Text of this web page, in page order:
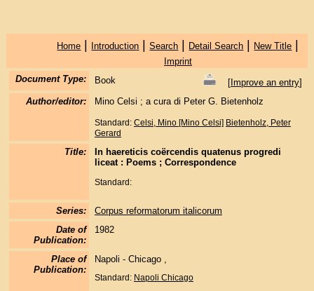
Home | Introduction |Search | Detail Search | New Title |
Imprint
Document Type:
Book [Improve an entry]
Author/editor:
Mino Celsi ; a cura di Peter G. Bietenholz
Standard: Celsi, Mino [Mino Celsi] Bietenholz, Peter
Gerard
Title:
In haereticis coërcendis quatenus progredi
liceat : Poems ; Correspondence
Standard:
Series:
Corpus reformatorum italicorum
Date of
Publication:
1982
Place of
Publication:
Napoli - Chicago ,
Standard: Napoli Chicago